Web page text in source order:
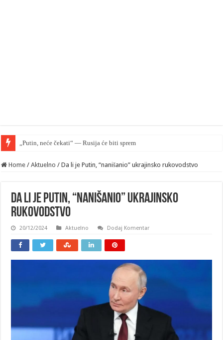
„Putin, neće čekati“ — Rusija će biti spremna da napadne NATO na j
Home / Aktuelno / Da li je Putin, “nanišanio” ukrajinsko rukovodstvo
Da li je Putin, “nanišanio” ukrajinsko
rukovodstvo
20/12/2024 Aktuelno Dodaj Komentar